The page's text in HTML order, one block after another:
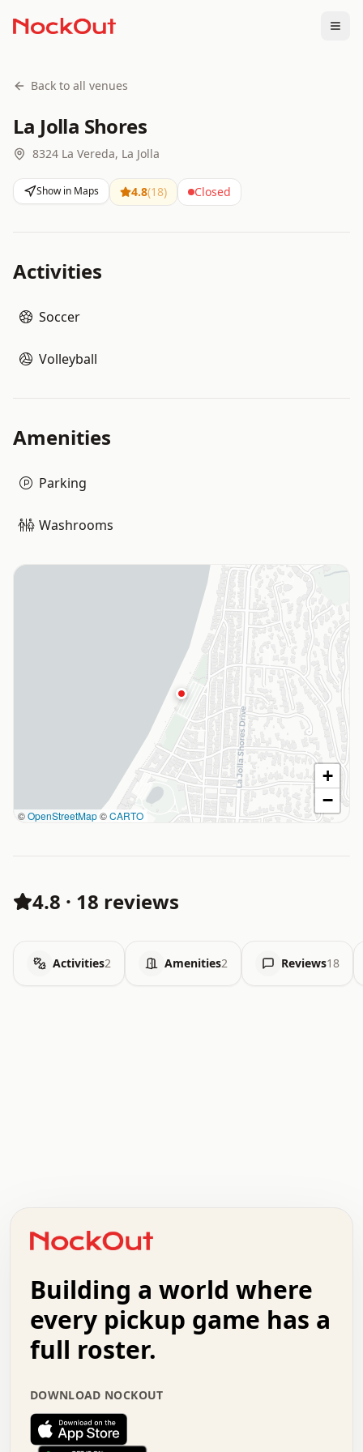
Back to all venues
La Jolla Shores
8324 La Vereda, La Jolla
Show in Maps 4.8(18) Closed
Activities
Soccer
Volleyball
Amenities
Parking
Washrooms
©OpenStreetMap©CARTO
+
−
4.8 · 18 reviews
Activities2 Amenities2 Reviews18
+   .   .   .   .   .   .   .   .   .   +   .   .
.   .   .   .   .   .   .   .   .   .   .   :   .
.   .   .   .   +   .   .   .   .   .   .   .   +
.   :   .   .   .   .   .   .   .   .   o   .   .
.   .   x   .   .   .   .   .   .   :   .   .   o
.   .   .   .   :   .   .   .   .   o   .   .   .
.   .   .   .   .   .   .   :   .   .   .   .   .
.   .   .   .   .   .   .   +   .   .   x   .   .
.   .   .   .   .   :   +   .   .   .   .   .   o
.   .   .   .   .   .   .   .   .   .   .   .   .
Building a world where
every pickup game has a
full roster.
DOWNLOAD NOCKOUT